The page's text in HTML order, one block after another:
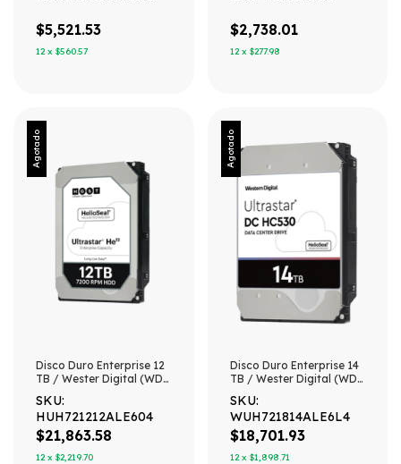
$5,521.53
12 x $560.57
$2,738.01
12 x $277.98
Agotado
Disco Duro Enterprise 12
TB / Wester Digital (WD)
Recomendado para
Data Center y NVRs de
Alta Capacidad / Alto
Performace
SKU:
HUH721212ALE604
$21,863.58
12 x $2,219.70
Agotado
Disco Duro Enterprise 14
TB / Wester Digital (WD)
Recomendado para
Data Center y NVRs de
Alta Capacidad / Alto
Performace
SKU:
WUH721814ALE6L4
$18,701.93
12 x $1,898.71